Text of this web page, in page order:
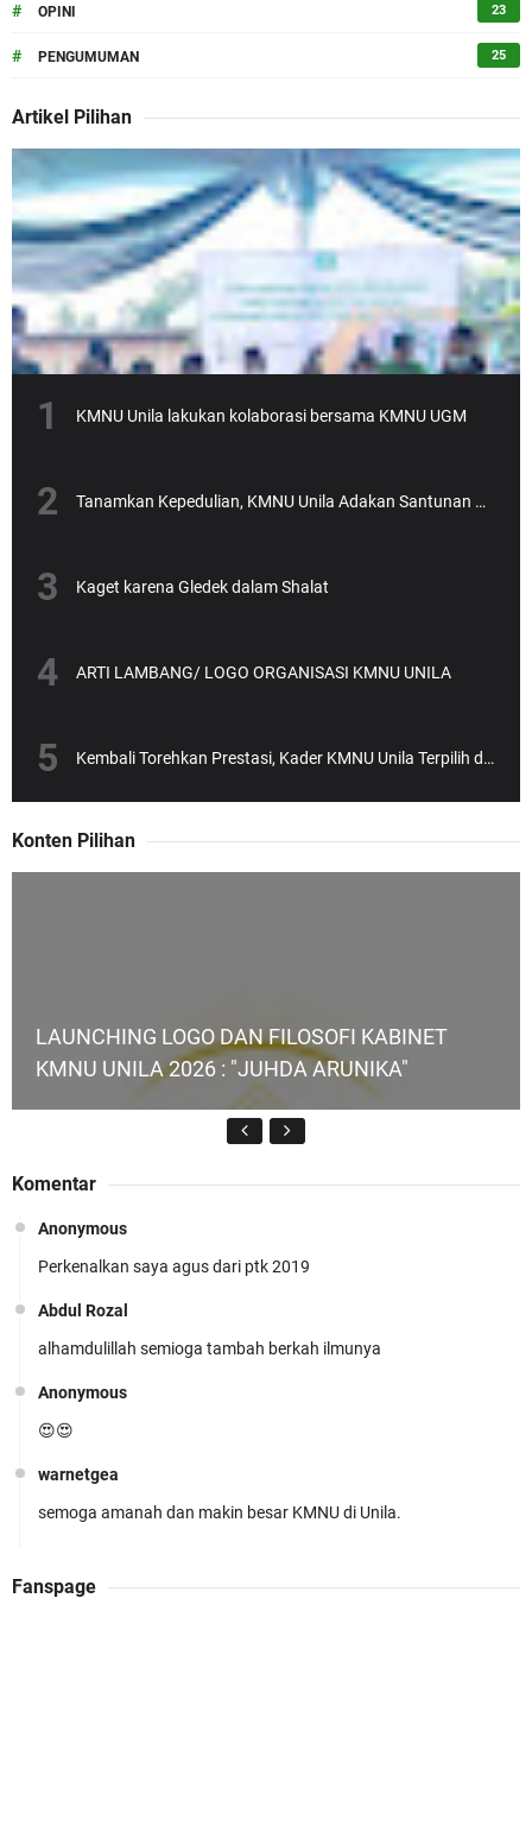
# OPINI 23
# PENGUMUMAN 25
Artikel Pilihan
KMNU Unila lakukan kolaborasi bersama KMNU UGM
Tanamkan Kepedulian, KMNU Unila Adakan Santunan Anak Yatim
Kaget karena Gledek dalam Shalat
ARTI LAMBANG/ LOGO ORGANISASI KMNU UNILA
Kembali Torehkan Prestasi, Kader KMNU Unila Terpilih dalam SEA-Teacher Batch 6
Konten Pilihan
LAUNCHING LOGO DAN FILOSOFI KABINET
KMNU UNILA 2026 : "JUHDA ARUNIKA"
KMNU Unila Kembali Torehkan Prestasi di PMW
!!
Prestasi Membanggakan! Cokro Guruh Santoso
Komentar
Anonymous
Perkenalkan saya agus dari ptk 2019
Abdul Rozal
alhamdulillah semioga tambah berkah ilmunya
Anonymous
😍😍
warnetgea
semoga amanah dan makin besar KMNU di Unila.
Alhamdulillah
Fanspage